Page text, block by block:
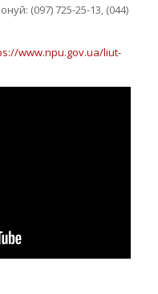
(097) 725-25-13, (044)
www.npu.gov.ua/liut-